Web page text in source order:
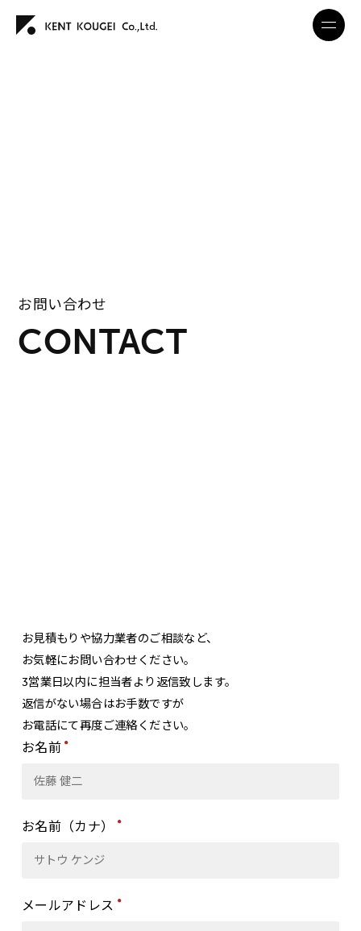
お問い合わせ
CONTACT
お見積もりや協力業者のご相談など、
お気軽にお問い合わせください。
3営業日以内に担当者より返信致します。
返信がない場合はお手数ですが
お電話にて再度ご連絡ください。
お名前 ●
お名前（カナ） ●
メールアドレス ●